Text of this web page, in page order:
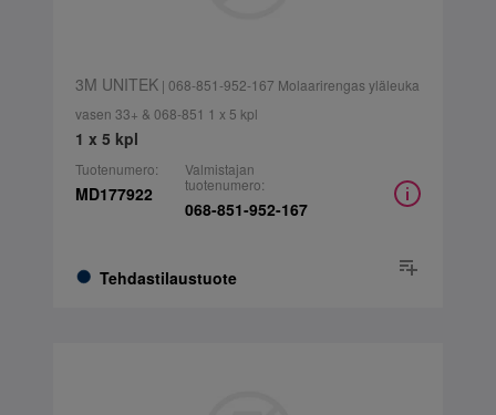
3M UNITEK| 068-851-952-167 Molaarirengas yläleuka
vasen 33+ & 068-851 1 x 5 kpl
1 x 5 kpl
Tuotenumero:
MD177922
Tehdastilaustuote
Valmistajan
tuotenumero:
068-851-952-167